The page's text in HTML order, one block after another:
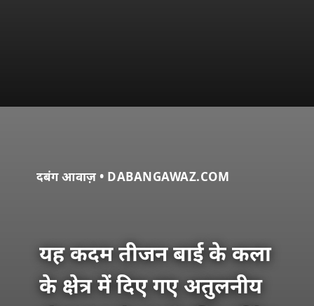
दबंग आवाज़ • DABANGAWAZ.COM
यह कदम तीजन बाई के कला
के क्षेत्र में दिए गए अतुलनीय